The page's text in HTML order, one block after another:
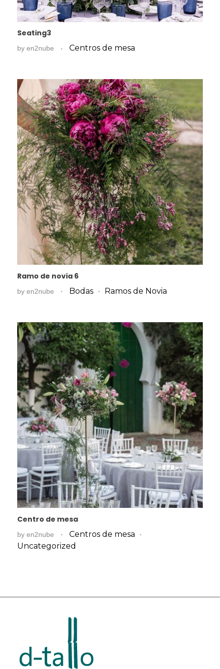
Seating3
by en2nube Centros de mesa
Ramo de novia 6
by en2nube Bodas Ramos de Novia
Centro de mesa
by en2nube
Centros de mesa
Uncategorized